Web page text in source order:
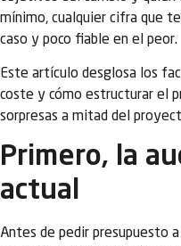
mínimo, cualquier cifra que
caso y poco fiable en el peor.
Este artículo desglosa los
coste y cómo estructurar el
sorpresas a mitad del
Primero, la
actual
Antes de pedir presupuesto